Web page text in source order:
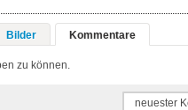
Bilder Kommentare
zu können.